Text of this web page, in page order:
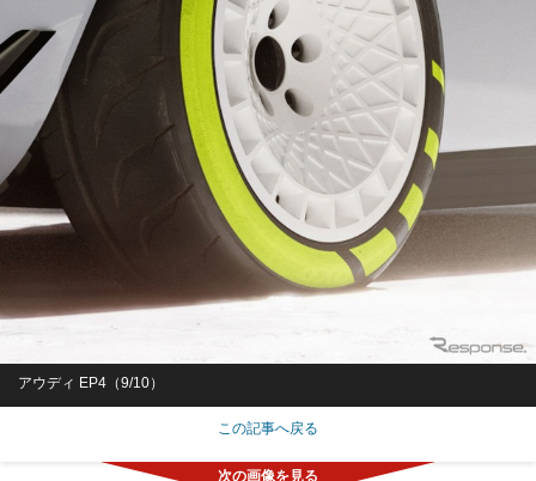
アウディ EP4（9/10）
この記事へ戻る